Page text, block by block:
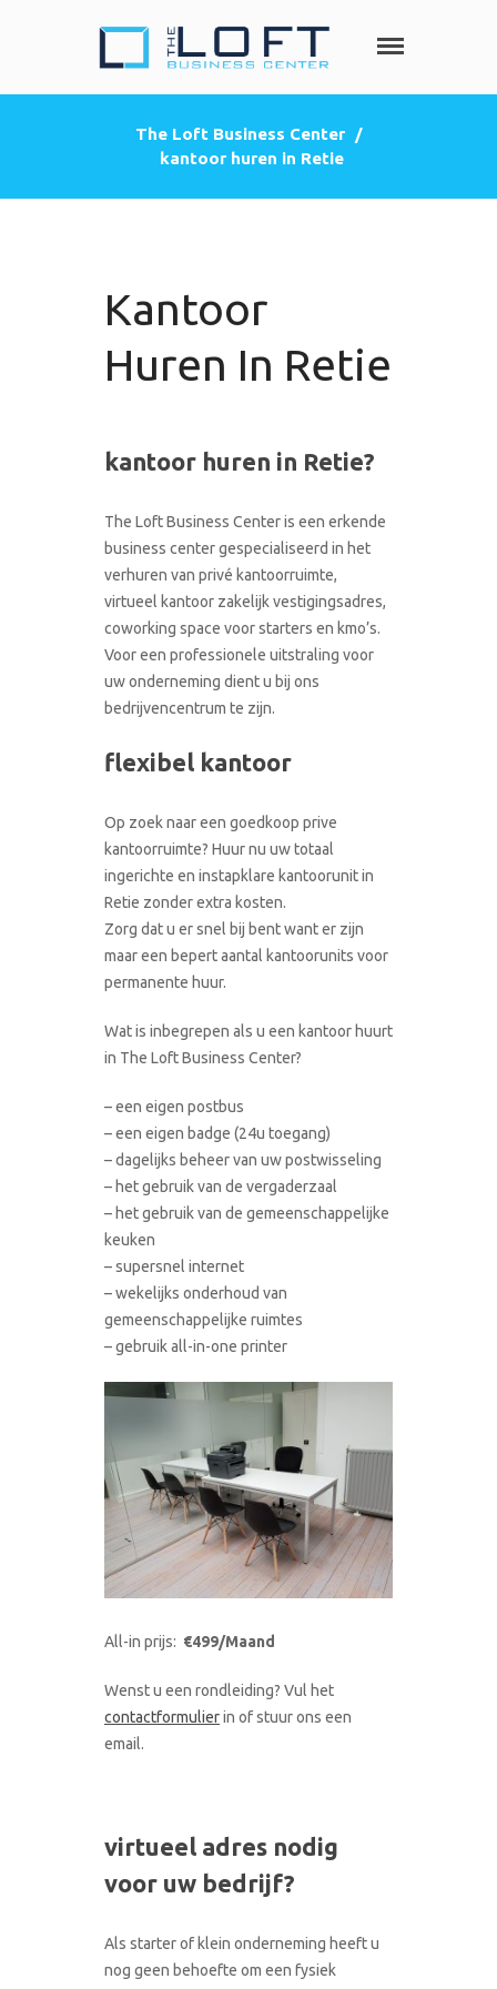
HOME
Coaching / Consulting
RONDLEIDING BOEKEN
The Loft
Business
co-working
The Loft Business Center
/
kantoor huren in Retie
Kantoor
Huren In Retie
kantoor huren in Retie?
The Loft Business Center is een erkende
business center gespecialiseerd in het
verhuren van privé kantoorruimte,
virtueel kantoor zakelijk vestigingsadres,
coworking space voor starters en kmo’s.
Voor een professionele uitstraling voor
uw onderneming dient u bij ons
bedrijvencentrum te zijn.
flexibel kantoor
Op zoek naar een goedkoop prive
kantoorruimte? Huur nu uw totaal
ingerichte en instapklare kantoorunit in
Retie zonder extra kosten.
Zorg dat u er snel bij bent want er zijn
maar een bepert aantal kantoorunits voor
permanente huur.
Wat is inbegrepen als u een kantoor huurt
in The Loft Business Center?
– een eigen postbus
– een eigen badge (24u toegang)
– dagelijks beheer van uw postwisseling
– het gebruik van de vergaderzaal
– het gebruik van de gemeenschappelijke
keuken
– supersnel internet
– wekelijks onderhoud van
gemeenschappelijke ruimtes
– gebruik all-in-one printer
All-in prijs: €499/Maand
Wenst u een rondleiding? Vul het
contactformulierin of stuur ons een
email.
virtueel adres nodig
voor uw bedrijf?
Als starter of klein onderneming heeft u
nog geen behoefte om een fysiek